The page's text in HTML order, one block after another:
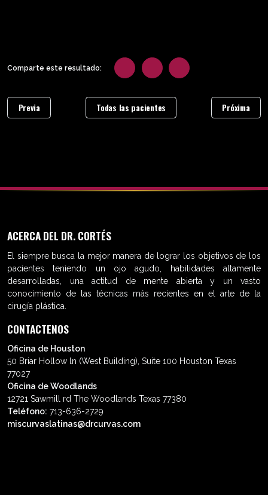
Comparte este resultado:
Previa Todas las pacientes Próxima
ACERCA DEL DR. CORTÉS
El siempre busca la mejor manera de lograr los objetivos de los
pacientes teniendo un ojo agudo, habilidades altamente
desarrolladas, una actitud de mente abierta y un vasto
conocimiento de las técnicas más recientes en el arte de la
cirugía plástica.
CONTACTENOS
Oficina de Houston
50 Briar Hollow ln (West Building), Suite 100 Houston Texas
77027
Oficina de Woodlands
12721 Sawmill rd The Woodlands Texas 77380
Teléfono: 713-636-2729
miscurvaslatinas@drcurvas.com